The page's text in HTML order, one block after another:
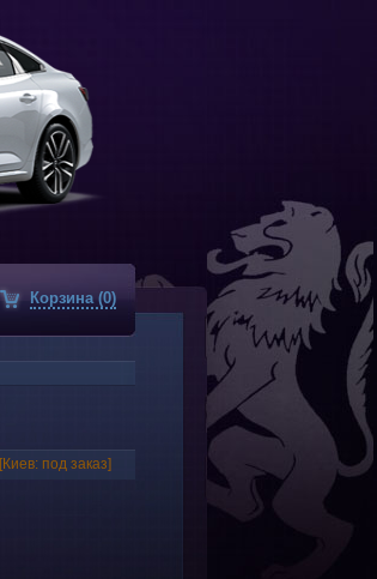
Корзина (0)
[Киев: под заказ]